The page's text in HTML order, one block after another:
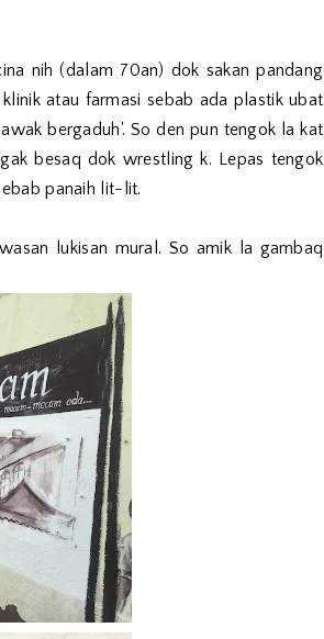
nih (dalam 70an) dok sakan pandang
atau farmasi sebab ada plastik ubat
bergaduh'. So den pun tengok la kat
besaq dok wrestling k. Lepas tengok
panaih lit-lit.
lukisan mural. So amik la gambaq